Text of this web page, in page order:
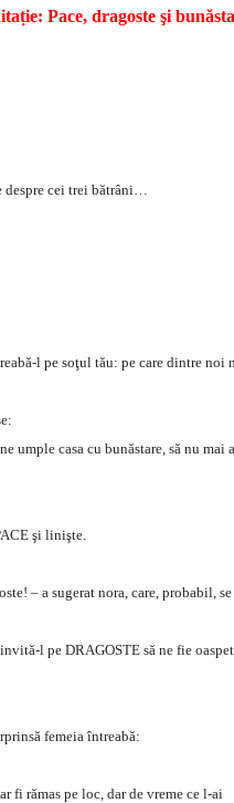
Pace, dragoste şi
despre cei trei bătrâni…
l pe soţul tău: pe care dintre noi
umple casa cu bunăstare, să nu mai
şi linişte.
– a sugerat nora, care, probabil, se
l pe DRAGOSTE să ne fie
femeia întreabă:
fi rămas pe loc, dar de vreme ce l-ai